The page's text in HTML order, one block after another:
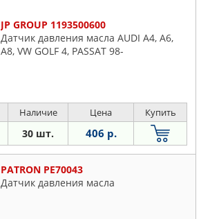
JP GROUP 1193500600
Датчик давления масла AUDI A4, A6,
A8, VW GOLF 4, PASSAT 98-
Наличие Цена Купить
30 шт. 406 р.
PATRON PE70043
Датчик давления масла